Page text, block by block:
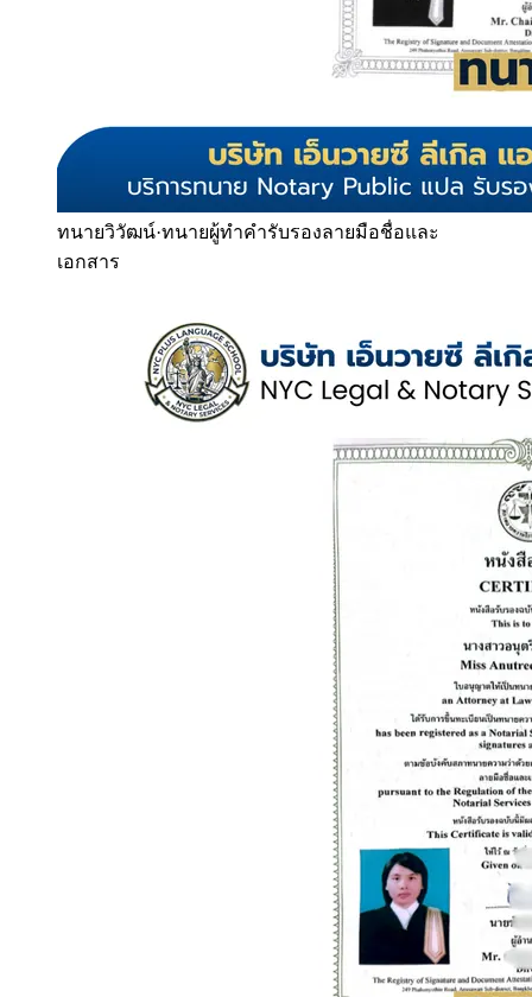
ทนายวิวัฒน์·ทนายผู้ทำคำรับรองลายมือชื่อและ
เอกสาร